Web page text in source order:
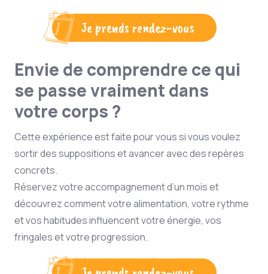
Je prends rendez-vous
Envie de comprendre ce qui
se passe vraiment dans
votre corps ?
Cette expérience est faite pour vous si vous voulez
sortir des suppositions et avancer avec des repères
concrets.
Réservez votre accompagnement d’un mois et
découvrez comment votre alimentation, votre rythme
et vos habitudes influencent votre énergie, vos
fringales et votre progression.